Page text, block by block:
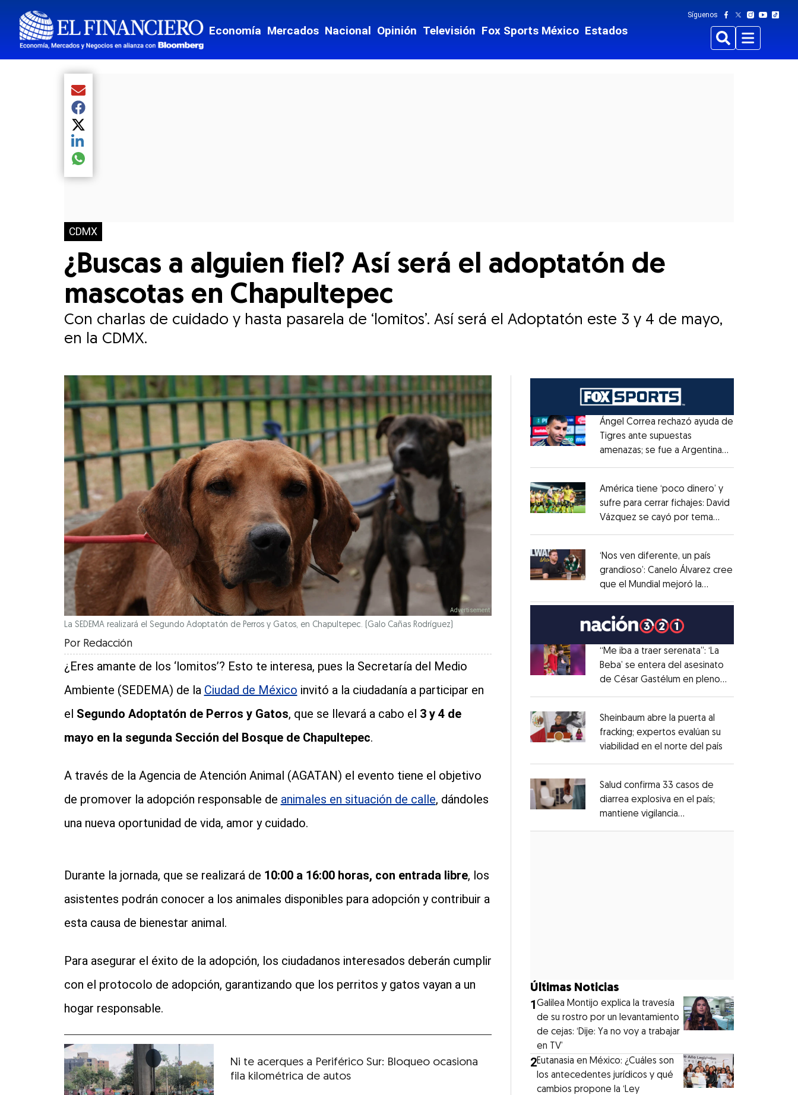
Economía Mercados Nacional Opinión Televisión Fox Sports México Estados
Síguenos
BuscarMenu
CDMX
¿Buscas a alguien fiel? Así será el adoptatón de
mascotas en Chapultepec
Con charlas de cuidado y hasta pasarela de ‘lomitos’. Así será el Adoptatón este 3 y 4 de mayo,
en la CDMX.
Compartir el artículo actual mediante Email
Compartir el artículo actual mediante Facebook
Compartir el artículo actual mediante Twitter
Compartir el artículo actual mediante LinkedIn
Compartir el artículo actual mediante global.social-whatsapp
La SEDEMA realizará el Segundo Adoptatón de Perros y Gatos, en Chapultepec. (Galo Cañas Rodríguez)
Por Redacción
¿Eres amante de los ‘lomitos’? Esto te interesa, pues la Secretaría del Medio
Ambiente (SEDEMA) de la Ciudad de México invitó a la ciudadanía a participar en
el Segundo Adoptatón de Perros y Gatos, que se llevará a cabo el 3 y 4 de
mayo en la segunda Sección del Bosque de Chapultepec.
A través de la Agencia de Atención Animal (AGATAN) el evento tiene el objetivo
de promover la adopción responsable de animales en situación de calle, dándoles
una nueva oportunidad de vida, amor y cuidado.
Durante la jornada, que se realizará de 10:00 a 16:00 horas, con entrada libre, los
asistentes podrán conocer a los animales disponibles para adopción y contribuir a
esta causa de bienestar animal.
Para asegurar el éxito de la adopción, los ciudadanos interesados deberán cumplir
con el protocolo de adopción, garantizando que los perritos y gatos vayan a un
hogar responsable.
Ni te acerques a Periférico Sur: Bloqueo ocasiona
fila kilométrica de autos
Opens in new window
Ángel Correa rechazó ayuda de
Tigres ante supuestas
amenazas; se fue a Argentina
Opens in new window
América tiene ‘poco dinero’ y
sufre para cerrar fichajes: David
Vázquez se cayó por tema
Opens in new window
‘Nos ven diferente, un país
grandioso’: Canelo Álvarez cree
que el Mundial mejoró la
Opens in new window
“Me iba a traer serenata”: ‘La
Beba’ se entera del asesinato
de César Gastélum en pleno
Opens in new window
Sheinbaum abre la puerta al
fracking; expertos evalúan su
viabilidad en el norte del país
Opens in new window
Salud confirma 33 casos de
diarrea explosiva en el país;
mantiene vigilancia
Últimas Noticias
1Galilea Montijo explica la travesía
de su rostro por un levantamiento
de cejas: ‘Dije: Ya no voy a trabajar
en TV’
2Eutanasia en México: ¿Cuáles son
los antecedentes jurídicos y qué
cambios propone la ‘Ley